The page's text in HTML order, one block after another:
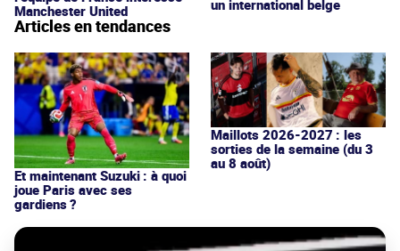
Manchester United
un international belge
Articles en tendances
Et maintenant Suzuki : à quoi
joue Paris avec ses
gardiens ?
Maillots 2026-2027 : les
sorties de la semaine (du 3
au 8 août)